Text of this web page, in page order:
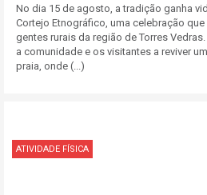
No dia 15 de agosto, a tradição ganha
Cortejo Etnográfico, uma celebração
gentes rurais da região de Torres
a comunidade e os visitantes a reviver
praia, onde (...)
ATIVIDADE FÍSICA